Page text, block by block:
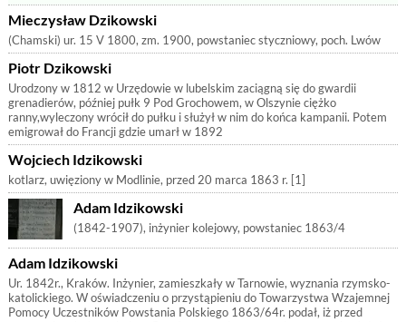
Mieczysław Dzikowski
(Chamski) ur. 15 V 1800, zm. 1900, powstaniec styczniowy, poch. Lwów
Piotr Dzikowski
Urodzony w 1812 w Urzędowie w lubelskim zaciągną się do gwardii
grenadierów, później pułk 9 Pod Grochowem, w Olszynie ciężko
ranny,wyleczony wrócił do pułku i służył w nim do końca kampanii. Potem
emigrował do Francji gdzie umarł w 1892
Wojciech Idzikowski
kotlarz, uwięziony w Modlinie, przed 20 marca 1863 r. [1]
Adam Idzikowski
(1842-1907), inżynier kolejowy, powstaniec 1863/4
Adam Idzikowski
Ur. 1842r., Kraków. Inżynier, zamieszkały w Tarnowie, wyznania rzymsko-
katolickiego. W oświadczeniu o przystąpieniu do Towarzystwa Wzajemnej
Pomocy Uczestników Powstania Polskiego 1863/64r. podał, iż przed